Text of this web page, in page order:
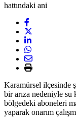
Karamürsel ilçesinde
bir arıza nedeniyle
bölgedeki aboneleri
yaparak onarım